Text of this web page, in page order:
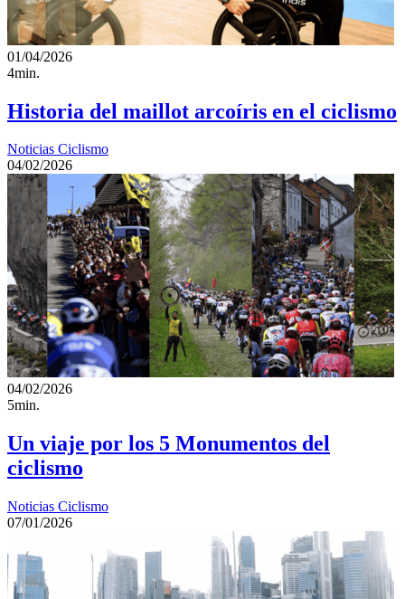
01/04/2026
4min.
Historia del maillot arcoíris en el ciclismo
Noticias Ciclismo
04/02/2026
04/02/2026
5min.
Un viaje por los 5 Monumentos del
ciclismo
Noticias Ciclismo
07/01/2026